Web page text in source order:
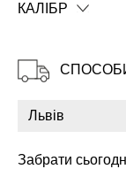
Копіювати
КАЛІБР
Забрати